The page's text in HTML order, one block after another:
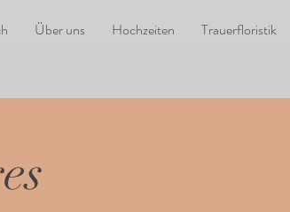
Über uns Hochzeiten Trauerfloristik